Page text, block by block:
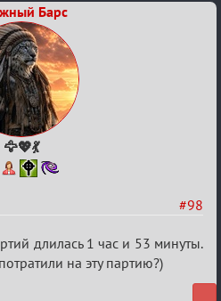
Барс
🦅💖💃
#98
длилась 1 час и 53 минуты.
на эту партию?)